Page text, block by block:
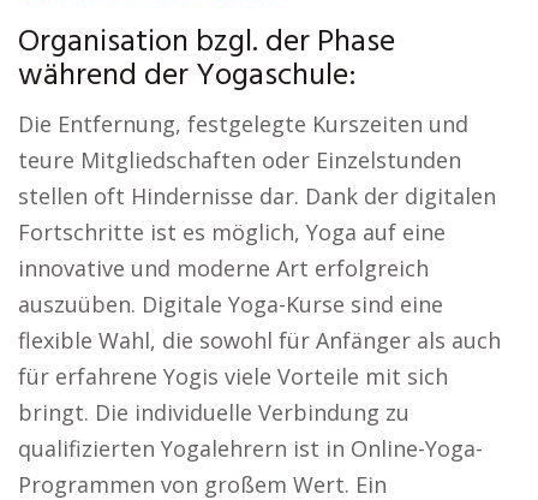
Organisation bzgl. der Phase
während der Yogaschule:
Die Entfernung, festgelegte Kurszeiten und
teure Mitgliedschaften oder Einzelstunden
stellen oft Hindernisse dar. Dank der digitalen
Fortschritte ist es möglich, Yoga auf eine
innovative und moderne Art erfolgreich
auszuüben. Digitale Yoga-Kurse sind eine
flexible Wahl, die sowohl für Anfänger als auch
für erfahrene Yogis viele Vorteile mit sich
bringt. Die individuelle Verbindung zu
qualifizierten Yogalehrern ist in Online-Yoga-
Programmen von großem Wert. Ein